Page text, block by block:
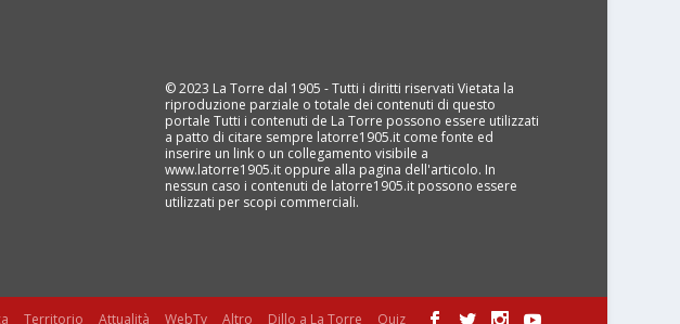
© 2023 La Torre dal 1905 - Tutti i diritti riservati Vietata la
riproduzione parziale o totale dei contenuti di questo
portale Tutti i contenuti de La Torre possono essere utilizzati
a patto di citare sempre latorre1905.it come fonte ed
inserire un link o un collegamento visibile a
www.latorre1905.it oppure alla pagina dell'articolo. In
nessun caso i contenuti de latorre1905.it possono essere
utilizzati per scopi commerciali.
Territorio Attualità WebTv Altro Dillo a La Torre Quiz